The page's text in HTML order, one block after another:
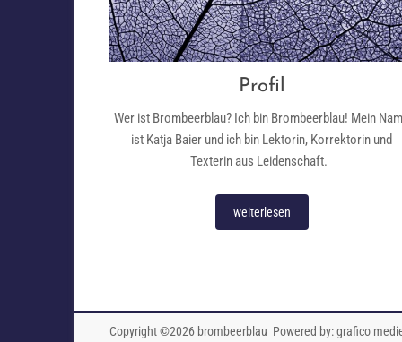
Profil
Wer ist Brombeerblau? Ich bin Brombeerblau! Mein
ist Katja Baier und ich bin Lektorin, Korrektorin und
Texterin aus Leidenschaft.
weiterlesen
Copyright ©2026 brombeerblau Powered by:grafico